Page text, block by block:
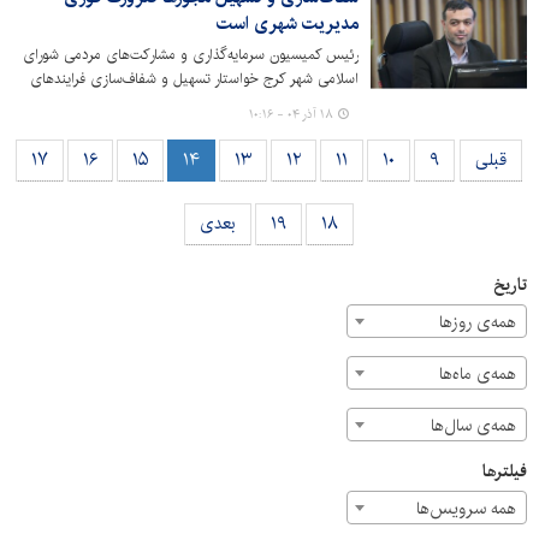
مدیریت شهری است
رئیس کمیسیون سرمایه‌گذاری و مشارکت‌های مردمی شورای
اسلامی شهر کرج خواستار تسهیل و شفاف‌سازی فرایندهای
سرمایه‌گذاری در شهرداری شد.
۱۸ آذر ۰۴ - ۱۰:۱۶
قبلی ۹ ۱۰ ۱۱ ۱۲ ۱۳ ۱۴ ۱۵ ۱۶ ۱۷
۱۸ ۱۹ بعدی
تاریخ
همه‌ی روزها
همه‌ی ماه‌ها
همه‌ی سال‌ها
فیلترها
همه سرویس‌ها